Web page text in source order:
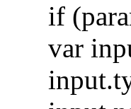
if
var